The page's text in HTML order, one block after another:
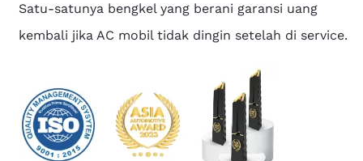
Satu-satunya bengkel yang berani garansi uang
kembali jika AC mobil tidak dingin setelah di service.